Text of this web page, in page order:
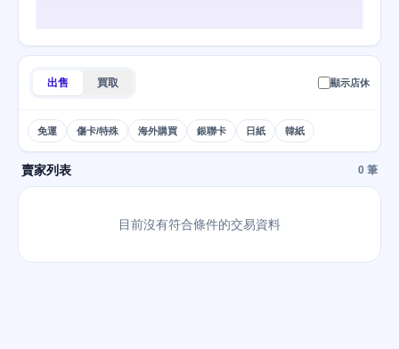
出售 買取 顯示店休
免運 傷卡/特殊 海外購買 銀聯卡 日紙 韓紙
賣家列表 0 筆
目前沒有符合條件的交易資料